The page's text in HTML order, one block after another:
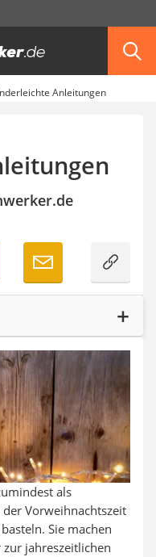
Anleitungen
als
Vorweihnachtszeit
basteln. Sie machen
jahreszeitlichen